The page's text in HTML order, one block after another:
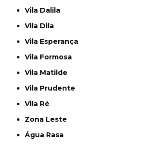
Vila Dalila
Vila Dila
Vila Esperança
Vila Formosa
Vila Matilde
Vila Prudente
Vila Ré
Zona Leste
Água Rasa